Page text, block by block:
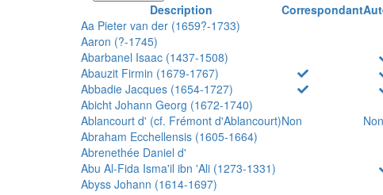
Description
Correspondant
Aa Pieter van der (1659?-1733)
Aaron (?-1745)
Abarbanel Isaac (1437-1508)
Abauzit Firmin (1679-1767)
Abbadie Jacques (1654-1727)
Abicht Johann Georg (1672-1740)
Ablancourt d' (cf. Frémont d'Ablancourt)Non Non
Abraham Ecchellensis (1605-1664)
Abrenethée Daniel d'
Abu Al-Fida Isma'il ibn 'Ali (1273-1331)
Abyss Johann (1614-1697)